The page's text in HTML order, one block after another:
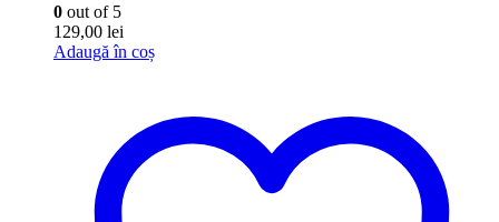
0 out of 5
129,00 lei
Adaugă în coș